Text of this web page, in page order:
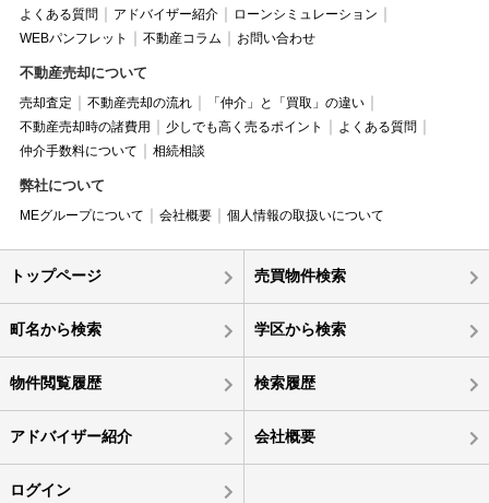
よくある質問
アドバイザー紹介
ローンシミュレーション
WEBパンフレット
不動産コラム お問い合わせ
不動産売却について
売却査定 不動産売却の流れ
「仲介」と「買取」の違い
不動産売却時の諸費用
少しでも高く売るポイント
よくある質問
仲介手数料について
相続相談
弊社について
MEグループについて 会社概要 個人情報の取扱いについて
トップページ 売買物件検索
町名から検索 学区から検索
物件閲覧履歴 検索履歴
アドバイザー紹介 会社概要
ログイン